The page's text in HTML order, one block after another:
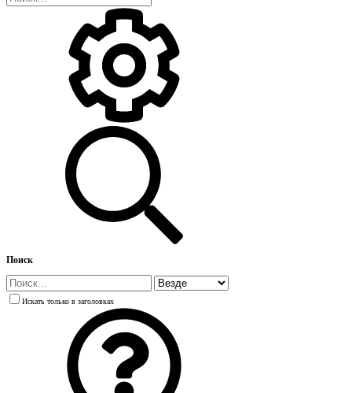
Поиск
Искать только в заголовках